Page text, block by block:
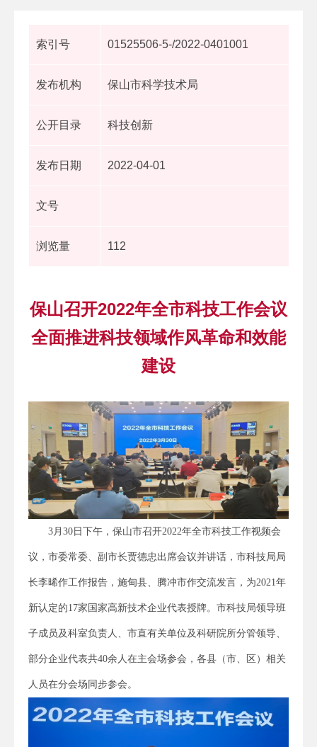
索引号 01525506-5-/2022-0401001
发布机构 保山市科学技术局
公开目录 科技创新
发布日期 2022-04-01
文号
浏览量 112
保山召开2022年全市科技工作会议
全面推进科技领域作风革命和效能
建设
3月30日下午，保山市召开2022年全市科技工作视频会
议，市委常委、副市长贾德忠出席会议并讲话，市科技局局
长李晞作工作报告，施甸县、腾冲市作交流发言，为2021年
新认定的17家国家高新技术企业代表授牌。市科技局领导班
子成员及科室负责人、市直有关单位及科研院所分管领导、
部分企业代表共40余人在主会场参会，各县（市、区）相关
人员在分会场同步参会。